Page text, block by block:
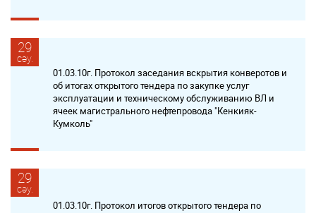
29
сәу.
01.03.10г. Протокол заседания вскрытия конверотов и
об итогах открытого тендера по закупке услуг
эксплуатации и техническому обслуживанию ВЛ и
ячеек магистрального нефтепровода "Кенкияк-
Кумколь"
29
сәу.
01.03.10г. Протокол итогов открытого тендера по